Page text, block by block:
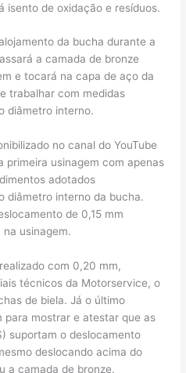
isento de oxidação e resíduos.
da bucha durante a
a camada de bronze
e tocará na capa de aço da
trabalhar com medidas
diâmetro interno.
no canal do YouTube
primeira usinagem com apenas
adotados
diâmetro interno da bucha.
de 0,15 mm
usinagem.
com 0,20 mm,
técnicos da Motorservice, o
de biela. Já o último
para mostrar e atestar que as
suportam o deslocamento
deslocando acima do
a camada de bronze.